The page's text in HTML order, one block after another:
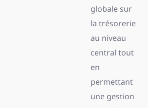
globale sur
la trésorerie
au niveau
central tout
en
permettant
une gestion